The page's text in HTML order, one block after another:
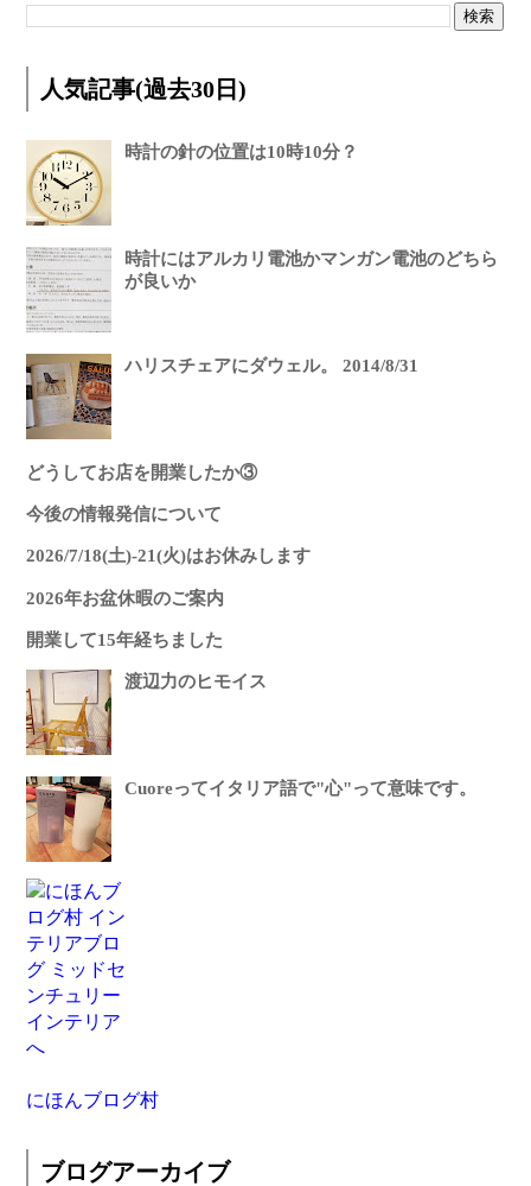
人気記事(過去30日)
時計の針の位置は10時10分？
時計にはアルカリ電池かマンガン電池のどちら
が良いか
ハリスチェアにダウェル。 2014/8/31
どうしてお店を開業したか③
今後の情報発信について
2026/7/18(土)-21(火)はお休みします
2026年お盆休暇のご案内
開業して15年経ちました
渡辺力のヒモイス
Cuoreってイタリア語で"心"って意味です。
にほんブログ村
ブログアーカイブ